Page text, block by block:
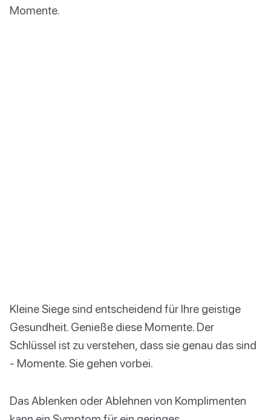
Momente.
Kleine Siege sind entscheidend für Ihre geistige
Gesundheit. Genieße diese Momente. Der
Schlüssel ist zu verstehen, dass sie genau das sind
- Momente. Sie gehen vorbei.
Das Ablenken oder Ablehnen von Komplimenten